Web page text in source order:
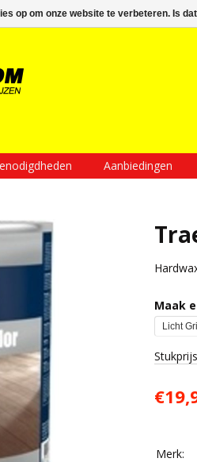
Inloggen Een account aanmaken Mijn
Aanbiedingen
Maak
Merk:
op om onze website te verbeteren. Is